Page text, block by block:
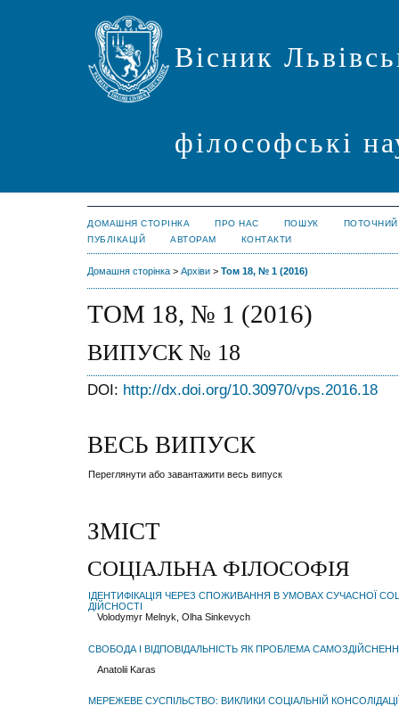
Вісник
філософські
ДОМАШНЯ СТОРІНКА ПРО НАС ПОШУК
ПОТОЧНИЙ
ПУБЛІКАЦІЙ
АВТОРАМ КОНТАКТИ
Домашня сторінка > Архіви > Том 18, № 1 (2016)
ТОМ 18, № 1 (2016)
ВИПУСК № 18
DOI: http://dx.doi.org/10.30970/vps.2016.18
ВЕСЬ ВИПУСК
Переглянути або завантажити весь випуск
ЗМІСТ
СОЦІАЛЬНА ФІЛОСОФІЯ
ІДЕНТИФІКАЦІЯ ЧЕРЕЗ СПОЖИВАННЯ В УМОВАХ СУЧАСНОЇ
ДІЙСНОСТІ
Volodymyr Melnyk, Olha Sinkevych
СВОБОДА І ВІДПОВІДАЛЬНІСТЬ ЯК ПРОБЛЕМА
Anatolii Karas
МЕРЕЖЕВЕ СУСПІЛЬСТВО: ВИКЛИКИ СОЦІАЛЬНІЙ